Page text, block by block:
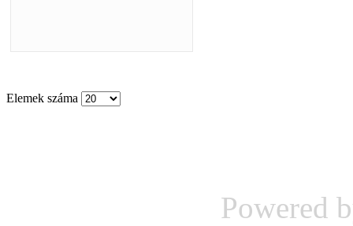
Elemek száma
Powered